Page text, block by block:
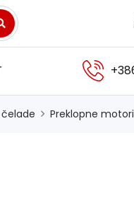
Preklopne